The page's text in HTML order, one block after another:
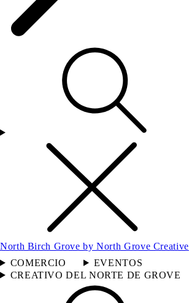
North Birch Grove by North Grove Creative
COMERCIO
EVENTOS
CREATIVO DEL NORTE DE GROVE